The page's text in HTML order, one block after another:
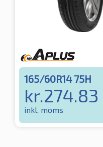
165/60R14 75H
kr.274.83
inkl. moms